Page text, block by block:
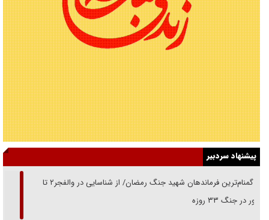
پیشنهاد سردبیر
از گمنام‌ترین فرماندهان شهید جنگ رمضان/ از شناسایی در والفجر۲ تا
حضور در جنگ ۳۳ روزه